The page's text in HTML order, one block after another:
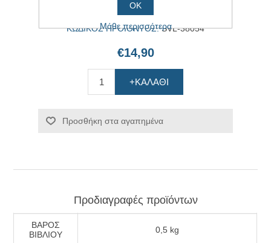
ΚΩΔΙΚΟΣ ΠΡΟΪΟΝΤΟΣ: SVL-38054
€14,90
+ΚΑΛΆΘΙ
Προσθήκη στα αγαπημένα
Προδιαγραφές προϊόντων
ΒΑΡΟΣ
ΒΙΒΛΙΟΥ
0,5 kg
ΟΚ
Μάθε περισσότερα